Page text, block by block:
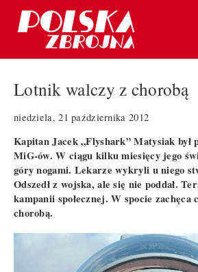
Lotnik walczy z chorobą
niedziela, 21 października 2012
Kapitan Jacek „Flyshark” Matysiak był
MiG-ów. W ciągu kilku miesięcy jego
góry nogami. Lekarze wykryli u niego
Odszedł z wojska, ale się nie poddał.
kampanii społecznej. W spocie
chorobą.